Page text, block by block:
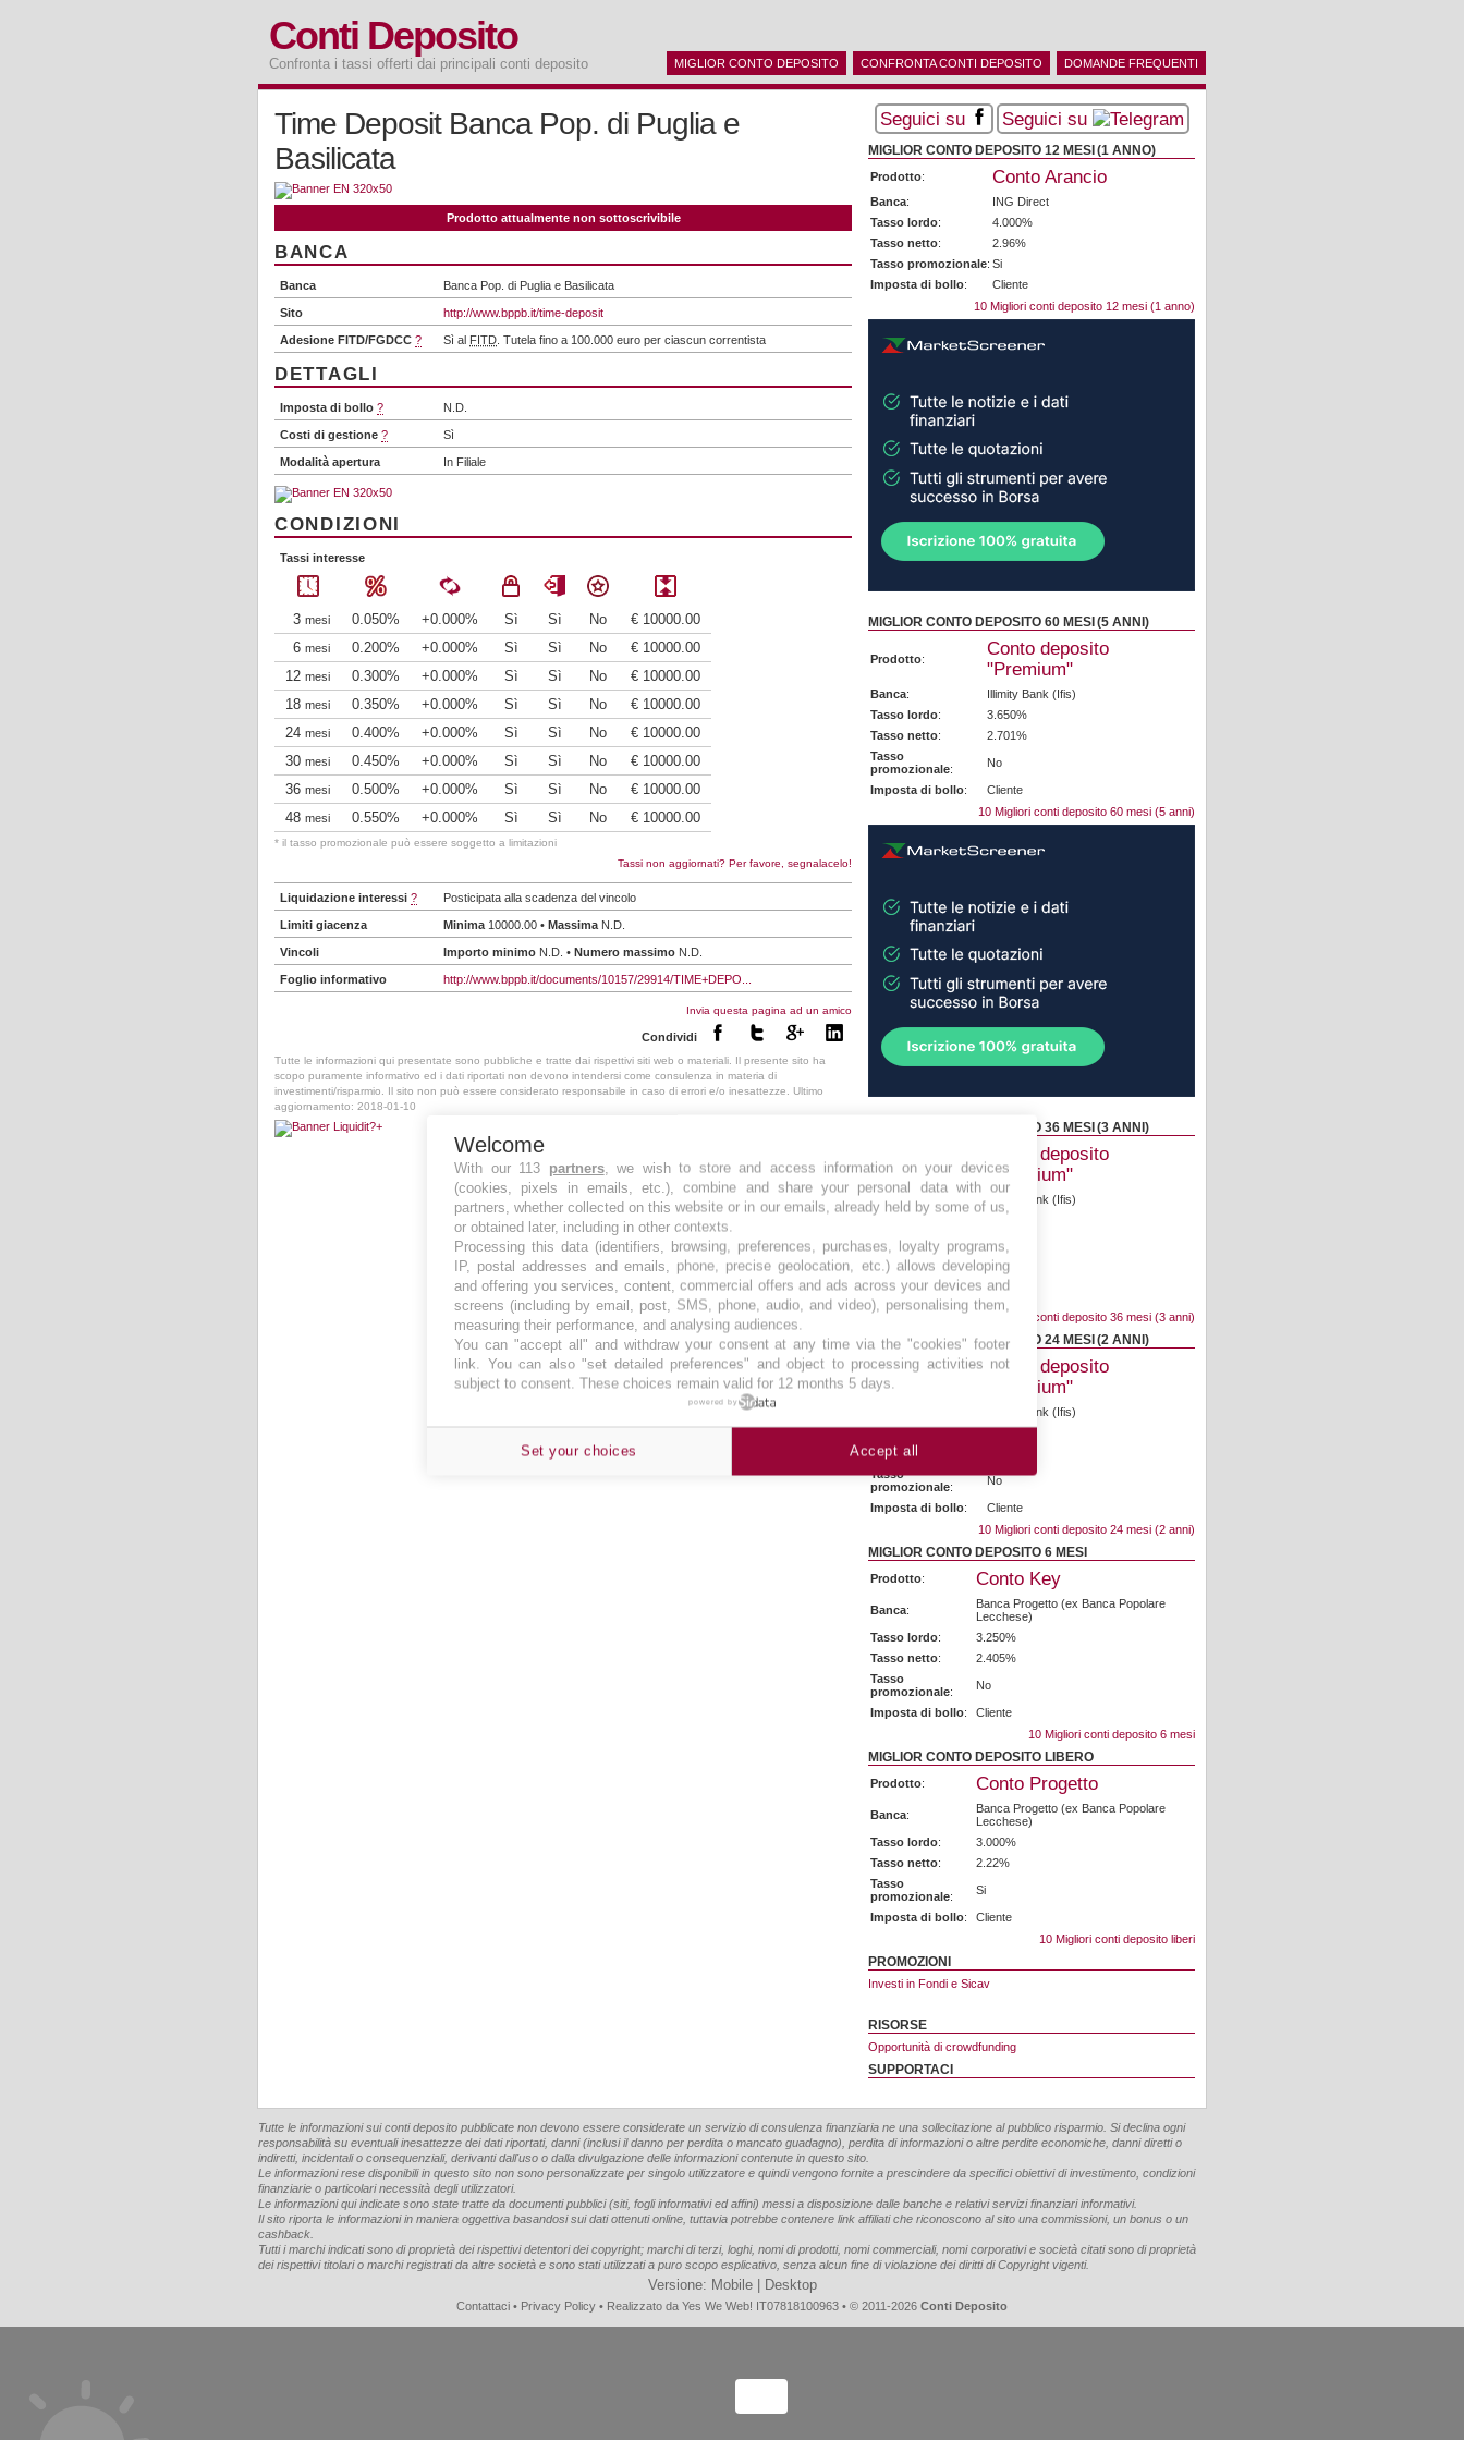
Conti Deposito
Confronta i tassi offerti dai principali conti deposito MIGLIOR CONTO DEPOSITO CONFRONTA CONTI DEPOSITO DOMANDE FREQUENTI
Time Deposit Banca Pop. di Puglia e
Basilicata
Prodotto attualmente non sottoscrivibile
BANCA
Banca Banca Pop. di Puglia e Basilicata
Sito http://www.bppb.it/time-deposit
Adesione FITD/FGDCC ? Sì al FITD . Tutela fino a 100.000 euro per ciascun correntista
DETTAGLI
Imposta di bollo ? N.D.
Costi di gestione ? Sì
Modalità apertura In Filiale
CONDIZIONI
Tassi interesse
3 mesi 0.050% +0.000% Sì Sì No
€ 10000.00
6 mesi 0.200% +0.000% Sì Sì No
€ 10000.00
12 mesi 0.300% +0.000% Sì Sì No
€ 10000.00
18 mesi 0.350% +0.000% Sì Sì No
€ 10000.00
24 mesi 0.400% +0.000% Sì Sì No
€ 10000.00
30 mesi 0.450% +0.000% Sì Sì No
€ 10000.00
36 mesi 0.500% +0.000% Sì Sì No
€ 10000.00
48 mesi 0.550% +0.000% Sì Sì No € 10000.00
* il tasso promozionale può essere soggetto a limitazioni
Tassi non aggiornati? Per favore, segnalacelo!
Liquidazione interessi ? Posticipata alla scadenza del vincolo
Limiti giacenza Minima 10000.00 • Massima N.D.
Vincoli Importo minimo N.D. • Numero massimo N.D.
Foglio informativo http://www.bppb.it/documents/10157/29914/TIME+DEPO...
Invia questa pagina ad un amico
Condividi
Tutte le informazioni qui presentate sono pubbliche e tratte dai rispettivi siti web o materiali. Il presente sito ha
scopo puramente informativo ed i dati riportati non devono intendersi come consulenza in materia di
investimenti/risparmio. Il sito non può essere considerato responsabile in caso di errori e/o inesattezze. Ultimo
aggiornamento: 2018-01-10
Seguici su Seguici su
MIGLIOR CONTO DEPOSITO 12 MESI (1 ANNO)
Prodotto: Conto Arancio
Banca:
ING Direct
Tasso lordo:
4.000%
Tasso netto:
2.96%
Tasso promozionale: Si
Imposta di bollo:
Cliente
10 Migliori conti deposito 12 mesi (1 anno)
MIGLIOR CONTO DEPOSITO 60 MESI (5 ANNI)
Prodotto:
Conto deposito
"Premium"
Banca:
Illimity Bank (Ifis)
Tasso lordo:
3.650%
Tasso netto:
2.701%
Tasso
promozionale: No
Imposta di bollo:
Cliente
10 Migliori conti deposito 60 mesi (5 anni)
MIGLIOR CONTO DEPOSITO 36 MESI (3 ANNI)
Prodotto
Conto deposito
"Premium"
Banca :
Illimity Bank (Ifis)
Tasso lordo
Tasso netto :
2.701%
Tasso
promozionale: No
Imposta di bollo:
Cliente
10 Migliori conti deposito 36 mesi (3 anni)
MIGLIOR CONTO DEPOSITO 24 MESI (2 ANNI)
Prodotto
Conto deposito
"Premium"
Illimity Bank (Ifis)
Tasso lordo:
3.650%
Tasso netto
Tasso
promozionale: No
Imposta di bollo:
Cliente
10 Migliori conti deposito 24 mesi (2 anni)
MIGLIOR CONTO DEPOSITO 6 MESI
Prodotto: Conto Key
Banca:
Banca Progetto (ex Banca Popolare
Lecchese)
Tasso lordo:
3.250%
Tasso netto:
2.405%
Tasso
promozionale: No
Imposta di bollo:
Cliente
10 Migliori conti deposito 6 mesi
MIGLIOR CONTO DEPOSITO LIBERO
Prodotto: Conto Progetto
Banca:
Banca Progetto (ex Banca Popolare
Lecchese)
Tasso lordo:
3.000%
Tasso netto:
2.22%
Tasso
promozionale: Si
Imposta di bollo:
Cliente
10 Migliori conti deposito liberi
PROMOZIONI
Investi in Fondi e Sicav
RISORSE
Opportunità di crowdfunding
SUPPORTACI
Tutte le informazioni sui conti deposito pubblicate non devono essere considerate un servizio di consulenza finanziaria ne una sollecitazione al pubblico risparmio. Si declina ogni
responsabilità su eventuali inesattezze dei dati riportati, danni (inclusi il danno per perdita o mancato guadagno), perdita di informazioni o altre perdite economiche, danni diretti o
indiretti, incidentali o consequenziali, derivanti dall'uso o dalla divulgazione delle informazioni contenute in questo sito.
Le informazioni rese disponibili in questo sito non sono personalizzate per singolo utilizzatore e quindi vengono fornite a prescindere da specifici obiettivi di investimento, condizioni
finanziarie o particolari necessità degli utilizzatori.
Le informazioni qui indicate sono state tratte da documenti pubblici (siti, fogli informativi ed affini) messi a disposizione dalle banche e relativi servizi finanziari informativi.
Il sito riporta le informazioni in maniera oggettiva basandosi sui dati ottenuti online, tuttavia potrebbe contenere link affiliati che riconoscono al sito una commissioni, un bonus o un
cashback.
Tutti i marchi indicati sono di proprietà dei rispettivi detentori dei copyright; marchi di terzi, loghi, nomi di prodotti, nomi commerciali, nomi corporativi e società citati sono di proprietà
dei rispettivi titolari o marchi registrati da altre società e sono stati utilizzati a puro scopo esplicativo, senza alcun fine di violazione dei diritti di Copyright vigenti.
Versione: Mobile| Desktop
Contattaci • Privacy Policy • Realizzato da Yes We Web! IT07818100963 • © 2011-2026 Conti Deposito
Welcome
With our 113 partners, we wish to store and access information on your devices
(cookies, pixels in emails, etc.), combine and share your personal data with our
partners, whether collected on this website or in our emails, already held by some of us,
or obtained later, including in other contexts.
Processing this data (identifiers, browsing, preferences, purchases, loyalty programs,
IP, postal addresses and emails, phone, precise geolocation, etc.) allows developing
and offering you services, content, commercial offers and ads across your devices and
screens (including by email, post, SMS, phone, audio, and video), personalising them,
measuring their performance, and analysing audiences.
You can "accept all" and withdraw your consent at any time via the "cookies" footer
link. You can also "set detailed preferences" and object to processing activities not
subject to consent. These choices remain valid for 12 months 5 days.
powered by
Set your choices Accept all